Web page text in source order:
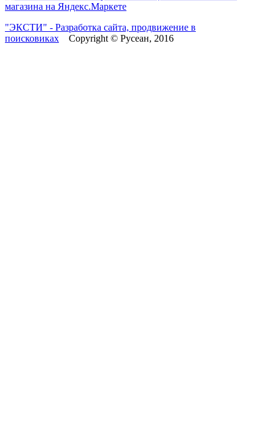
"ЭКСТИ" - Разработка сайта, продвижение в
поисковиках Copyright © Русеан, 2016